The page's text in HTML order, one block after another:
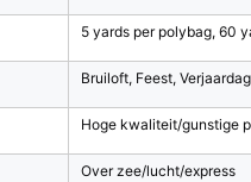
5 yards per polybag, 60
Bruiloft, Feest, Verjaardag
Hoge kwaliteit/gunstige
Over zee/lucht/express